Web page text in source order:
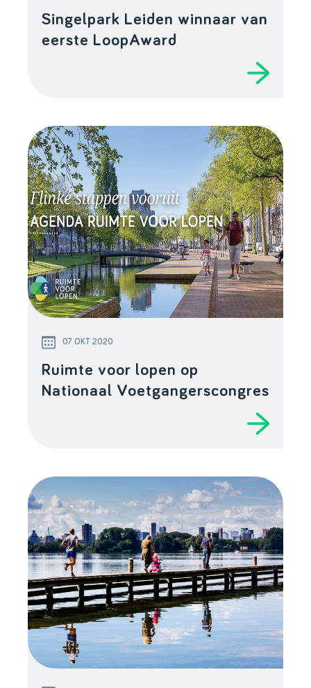
Singelpark Leiden winnaar van
eerste LoopAward
07 OKT 2020
Ruimte voor lopen op
Nationaal Voetgangerscongres